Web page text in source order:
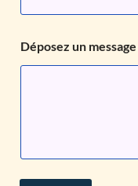
Déposez un